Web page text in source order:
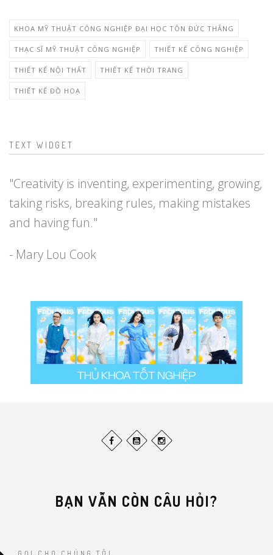
KHOA MỸ THUẬT CÔNG NGHIỆP ĐẠI HỌC TÔN ĐỨC THẮNG
THẠC SĨ MỸ THUẬT CÔNG NGHIỆP THIẾT KẾ CÔNG NGHIỆP
THIẾT KẾ NỘI THẤT THIẾT KẾ THỜI TRANG
THIẾT KẾ ĐỒ HOẠ
TEXT WIDGET
"Creativity is inventing, experimenting, growing,
taking risks, breaking rules, making mistakes
and having fun."
- Mary Lou Cook
BẠN VẪN CÒN CÂU HỎI?